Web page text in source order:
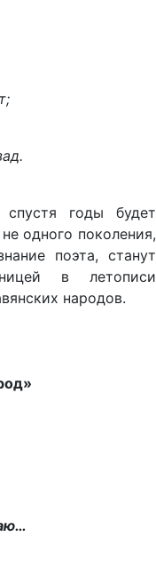
годы будет
одного поколения,
поэта, станут
в летописи
народов.